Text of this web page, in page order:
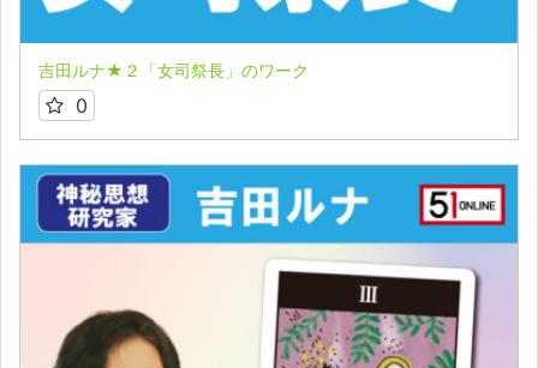
吉田ルナ★２「女司祭長」のワーク
0